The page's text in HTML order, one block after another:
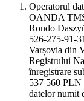
Operatorul
OANDA
Rondo
526-275-91-
Varșovia din
Registrului
înregistrare
537 560 PLN
datelor numit